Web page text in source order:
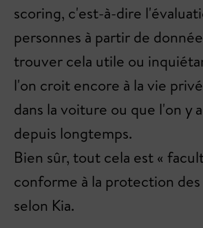
scoring, c'est-à-dire
personnes à partir de
trouver cela utile ou
l'on croit encore à la vie
dans la voiture ou que l'on y
depuis longtemps.
Bien sûr, tout cela est «
conforme à la protection des
selon Kia.